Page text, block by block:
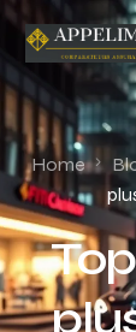
Home